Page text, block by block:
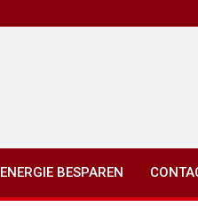
ENERGIE BESPAREN